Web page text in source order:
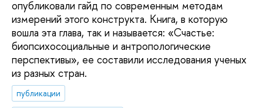
опубликовали гайд по современным методам
измерений этого конструкта. Книга, в которую
вошла эта глава, так и называется: «Счастье:
биопсихосоциальные и антропологические
перспективы», ее составили исследования ученых
из разных стран.
публикации